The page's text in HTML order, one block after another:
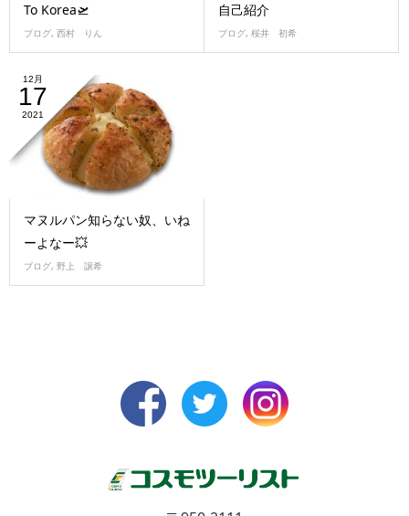
To Korea🛫
ブログ, 西村 りん
自己紹介
ブログ, 桜井 初希
12月
17
2021
マヌルパン知らない奴、いね
ーよなー💥
ブログ, 野上 譲希